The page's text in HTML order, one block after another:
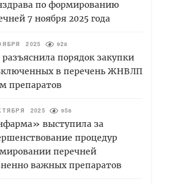
по формированию
7 ноября 2025 года
2025 928
порядок закупки
в перечень ЖНВЛП
препаратов
2025 958
выступила за
процедур
перечней
важных препаратов